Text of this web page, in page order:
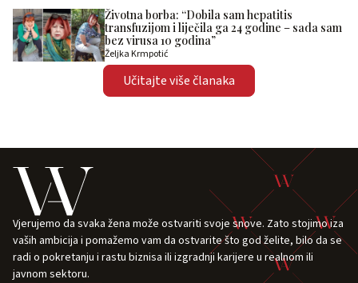
Životna borba: “Dobila sam hepatitis
transfuzijom i liječila ga 24 godine – sada sam
bez virusa 10 godina”
Željka Krmpotić
Učitajte više članaka
Vjerujemo da svaka žena može ostvariti svoje snove. Zato stojimo iza
vaših ambicija i pomažemo vam da ostvarite što god želite, bilo da se
radi o pokretanju i rastu biznisa ili izgradnji karijere u realnom ili
javnom sektoru.